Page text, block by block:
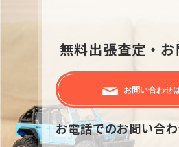
無料出張査定・
お問い合わせ
お電話でのお問い合わ